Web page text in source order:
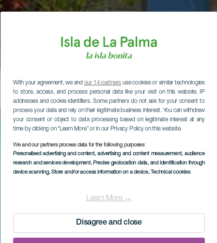
With your agreement, we and our 14 partners use cookies or similar technologies
to store, access, and process personal data like your visit on this website, IP
addresses and cookie identifiers. Some partners do not ask for your consent to
process your data and rely on their legitimate business interest. You can withdraw
your consent or object to data processing based on legitimate interest at any
time by clicking on “Learn More” or in our Privacy Policy on this website.
We and our partners process data for the following purposes:
Personalised advertising and content, advertising and content measurement, audience
research and services development, Precise geolocation data, and identification through
device scanning, Store and/or access information on a device, Technical cookies
Learn More →
Disagree and close